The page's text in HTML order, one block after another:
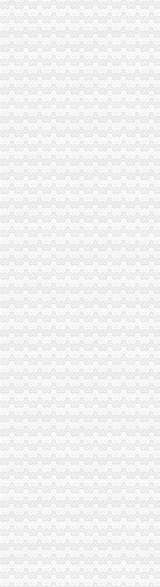
【领航新征程】重庆：“全渝通办”让
重庆跨省异地居民受理点增至60个_
九龙坡畅销的的LED大电子屏幕_单
请问一下分公司注册流程及费用是多
一般纳税人,工商代理,营业执照,工商
九龙坡核保核赔流程分析人才|九龙
【58同城】重庆九龙坡一般纳税人申
江北区工商办理流程_志趣网
九龙坡【今日推荐网-重庆工商/税务/财
【58同城】重庆九龙坡资质证书办理
酉工商营业执照年审-重庆爱问分类
九禾股份有限公司招聘总经办副主任-
公司设立流程[46p].ppt
一个朋友想问下天津北辰公司注册流
重庆九龙坡2018年考研报名流程【已
谁能说说重庆家具厂哪里多？_家具装
巴南区工商代办公司注册地址_志趣网
九龙坡区着力造招商引资公共服务平
重庆开餐馆费用
车装饰公司名称-家居装修互动问答
喜迎十九大|汇聚山城红盾力量彰显
重庆市工商局五措并举促进内资市场
旅馆业种行业许可证核发-重庆市南岸
重庆微型企业提交完资料要多久通知
【58同城】中梁山劳动争议律师_中
重庆澳凯龙科技股份有限公司法律意
重庆九龙坡哪能做商业计划书-久久信
九禾股份有限公司招聘总经办副主任-
【领航新征程】重庆：“全渝通办”让
公司设立流程析.ppt
【苹果6S手机办理程序】-苹果6S手
重庆工商代办执照_重庆工商注册代
【湖北省槽车物流主管招聘】九禾股
下半年重庆将扩大“多证合一”覆盖范
九龙坡机械生产计划员人才|九龙坡机
工商注册、代理记账、车指标、股权
重庆大型物流商贸市场项目权融资5亿
重庆林霞财务咨询有限公司
大代理记账_新浪博客
上个月装修